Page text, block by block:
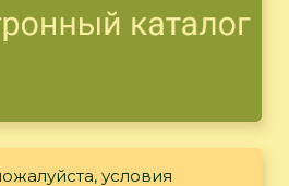
условия